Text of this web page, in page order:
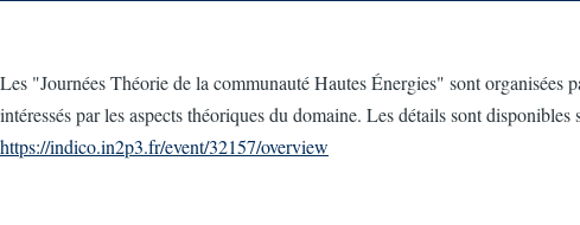
Les "Journées Théorie de la communauté Hautes Énergies" sont
intéressés par les aspects théoriques du domaine. Les détails sont disponibles
https://indico.in2p3.fr/event/32157/overview